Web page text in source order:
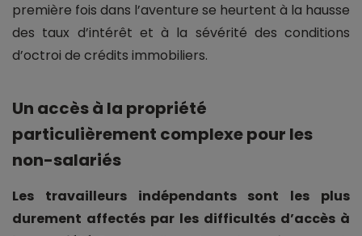
première fois dans l’aventure se heurtent à la hausse
des taux d’intérêt et à la sévérité des conditions
d’octroi de crédits immobiliers.
Un accès à la propriété
particulièrement complexe pour les
non-salariés
Les travailleurs indépendants sont les plus
durement affectés par les difficultés d’accès à